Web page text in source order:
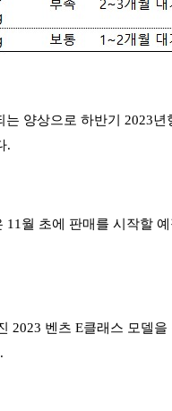
양상으로 하반기 2023
.
월 초에 판매를 시작할
2023 벤츠 E클래스 모델